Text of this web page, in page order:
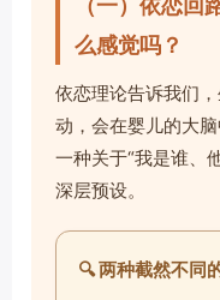
（一）依恋回
么感觉吗？
依恋理论告诉我们
动，会在婴儿的大
一种关于“我是谁、
深层预设。
🔍 两种截然不同